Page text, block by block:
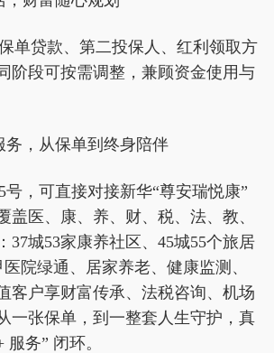
单贷款、第二投保人、红利领取方
阶段可按需调整，兼顾资金使用与
务，从保单到终身陪伴
号，可直接对接新华“尊安瑞悦康”
盖医、康、养、财、税、法、教、
37城53家康养社区、45城55个旅居
院绿通、居家养老、健康监测、
客户享财富传承、法税咨询、机场
一张保单，到一整套人生守护，真
务” 闭环。